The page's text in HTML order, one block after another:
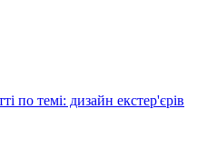
по темі: дизайн екстер'єрів